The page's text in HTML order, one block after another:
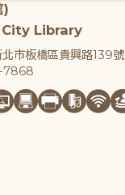
)
Library
市板橋區貴興路139號
7868